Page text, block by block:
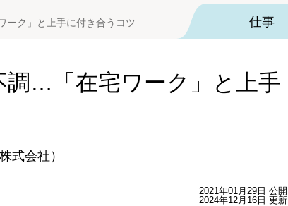
ーク」と上手に付き合うコツ 仕事
調…「在宅ワーク」と上手
式会社）
2021年01月29日 公開
2024年12月16日 更新